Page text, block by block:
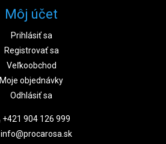
Môj účet
Prihlásiť sa
Registrovať sa
Veľkoobchod
Moje objednávky
Odhlásiť sa
+421 904 126 999
info@procarosa.sk